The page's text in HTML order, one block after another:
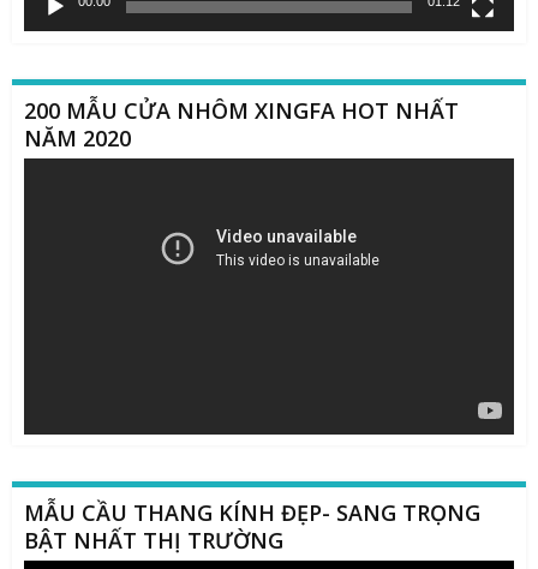
200 MẪU CỬA NHÔM XINGFA HOT NHẤT
NĂM 2020
MẪU CẦU THANG KÍNH ĐẸP- SANG TRỌNG
BẬT NHẤT THỊ TRƯỜNG